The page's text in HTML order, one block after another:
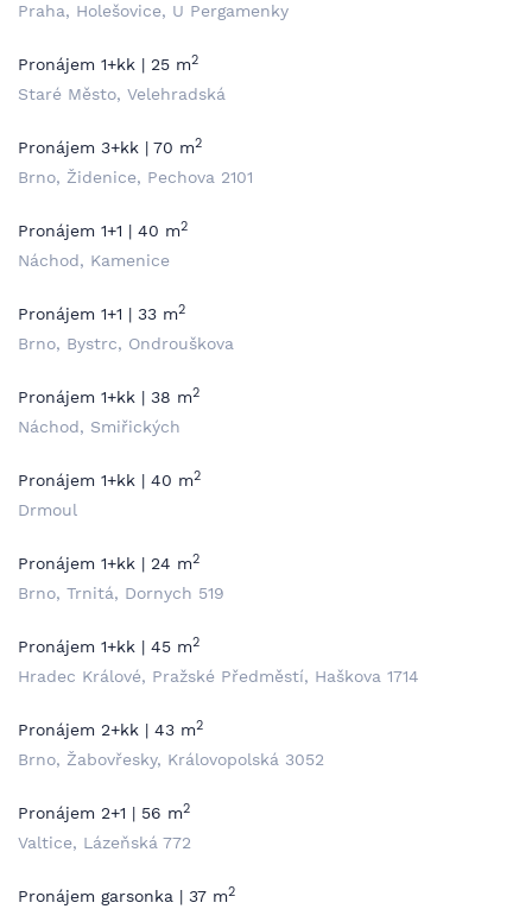
Praha, Holešovice, U Pergamenky
Pronájem 1+kk | 25 m2
Staré Město, Velehradská
Pronájem 3+kk | 70 m2
Brno, Židenice, Pechova 2101
Pronájem 1+1 | 40 m2
Náchod, Kamenice
Pronájem 1+1 | 33 m2
Brno, Bystrc, Ondrouškova
Pronájem 1+kk | 38 m2
Náchod, Smiřických
Pronájem 1+kk | 40 m2
Drmoul
Pronájem 1+kk | 24 m2
Brno, Trnitá, Dornych 519
Pronájem 1+kk | 45 m2
Hradec Králové, Pražské Předměstí, Haškova 1714
Pronájem 2+kk | 43 m2
Brno, Žabovřesky, Královopolská 3052
Pronájem 2+1 | 56 m2
Valtice, Lázeňská 772
Pronájem garsonka | 37 m2